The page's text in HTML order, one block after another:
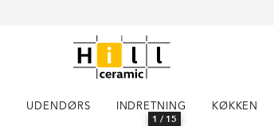
UDENDØRS INDRETNING KØKKEN
1 / 15